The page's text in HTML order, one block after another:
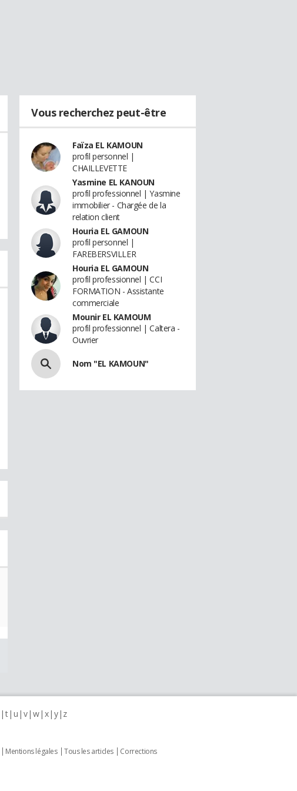
Vous recherchez peut-être
Faïza EL KAMOUN
profil personnel |
CHAILLEVETTE
Yasmine EL KANOUN
profil professionnel | Yasmine
immobilier - Chargée de la
relation client
Houria EL GAMOUN
profil personnel |
FAREBERSVILLER
Houria EL GAMOUN
profil professionnel | CCI
FORMATION - Assistante
commerciale
Mounir EL KAMOUM
profil professionnel | Caltera -
Ouvrier
Nom "EL KAMOUN"
t u v w x y z
Mentions légales Tous les articles
Corrections